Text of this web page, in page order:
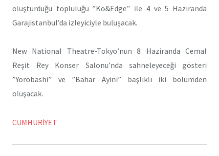
oluşturduğu topluluğu ”Ko&Edge” ile 4 ve 5 Haziranda
Garajistanbul’da izleyiciyle buluşacak.
New National Theatre-Tokyo’nun 8 Haziranda Cemal
Reşit Rey Konser Salonu’nda sahneleyeceği gösteri
”Yorobashi” ve ”Bahar Ayini” başlıklı iki bölümden
oluşacak.
CUMHURİYET